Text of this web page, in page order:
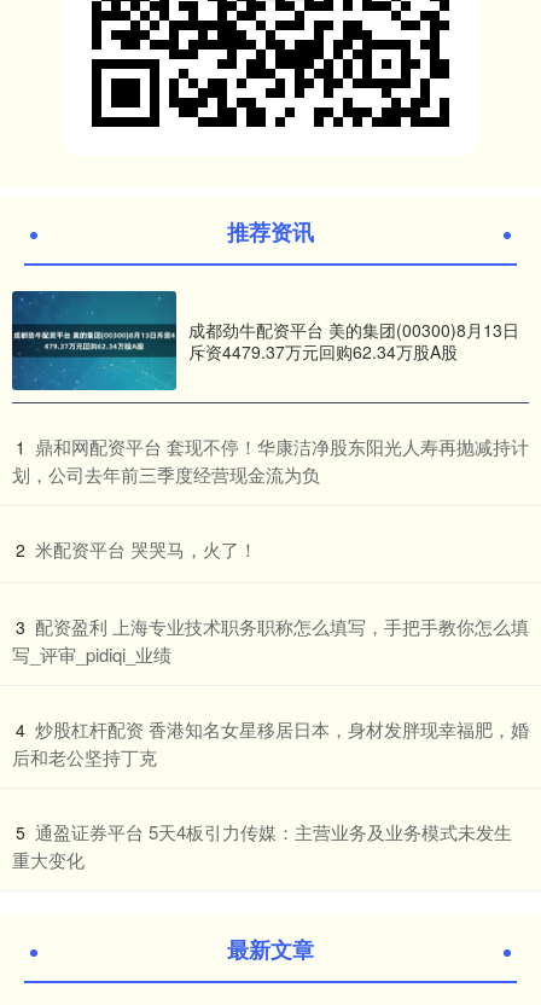
推荐资讯
成都劲牛配资平台 美的集团(00300)8月13日
斥资4479.37万元回购62.34万股A股
1 ​鼎和网配资平台 套现不停！华康洁净股东阳光人寿再抛减持计
划，公司去年前三季度经营现金流为负
2 ​米配资平台 哭哭马，火了！
3 ​配资盈利 上海专业技术职务职称怎么填写，手把手教你怎么填
写_评审_pidiqi_业绩
4 ​炒股杠杆配资 香港知名女星移居日本，身材发胖现幸福肥，婚
后和老公坚持丁克
5 ​通盈证券平台 5天4板引力传媒：主营业务及业务模式未发生
重大变化
最新文章